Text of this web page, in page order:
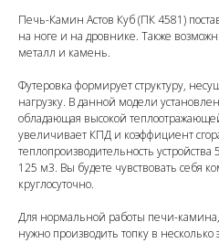
Печь-Камин Астов Куб (ПК 4581)
на ноге и на дровнике. Также
металл и камень.
Футеровка формирует структуру,
нагрузку. В данной модели
обладающая высокой
увеличивает КПД и коэффициент
теплопроизводительность
125 м3. Вы будете чувствовать себя
круглосуточно.
Для нормальной работы печи-
нужно производить топку в несколько